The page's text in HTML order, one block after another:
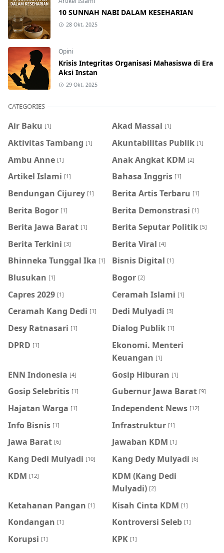
10 SUNNAH NABI DALAM KESEHARIAN
28 Okt, 2025
Opini
Krisis Integritas Organisasi Mahasiswa di Era
Aksi Instan
29 Okt, 2025
CATEGORIES
Air Baku [1] Akad Massal [1]
Aktivitas Tambang [1] Akuntabilitas Publik [1]
Ambu Anne [1] Anak Angkat KDM [2]
Artikel Islami [1] Bahasa Inggris [1]
Bendungan Cijurey [1] Berita Artis Terbaru [1]
Berita Bogor [1] Berita Demonstrasi [1]
Berita Jawa Barat [1] Berita Seputar Politik [5]
Berita Terkini [3] Berita Viral [4]
Bhinneka Tunggal Ika [1] Bisnis Digital [1]
Blusukan [1] Bogor [2]
Capres 2029 [1] Ceramah Islami [1]
Ceramah Kang Dedi [1] Dedi Mulyadi [3]
Desy Ratnasari [1] Dialog Publik [1]
DPRD [1]
Ekonomi. Menteri
Keuangan [1]
ENN Indonesia [4] Gosip Hiburan [1]
Gosip Selebritis [1] Gubernur Jawa Barat [9]
Hajatan Warga [1] Independent News [12]
Info Bisnis [1] Infrastruktur [1]
Jawa Barat [6] Jawaban KDM [1]
Kang Dedi Mulyadi [10] Kang Dedy Mulyadi [6]
KDM [12]
KDM (Kang Dedi
Mulyadi) [2]
Ketahanan Pangan [1] Kisah Cinta KDM [1]
Kondangan [1] Kontroversi Seleb [1]
Korupsi [1] KPK [1]